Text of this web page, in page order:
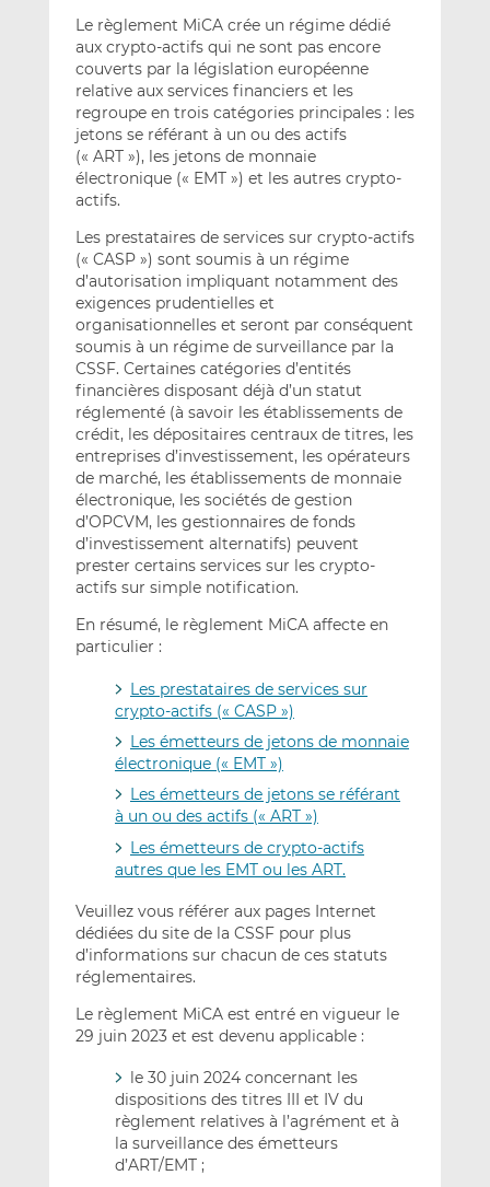
Le règlement MiCA crée un régime dédié
aux crypto-actifs qui ne sont pas encore
couverts par la législation européenne
relative aux services financiers et les
regroupe en trois catégories principales : les
jetons se référant à un ou des actifs
(« ART »), les jetons de monnaie
électronique (« EMT ») et les autres crypto-
actifs.
Les prestataires de services sur crypto-actifs
(« CASP ») sont soumis à un régime
d’autorisation impliquant notamment des
exigences prudentielles et
organisationnelles et seront par conséquent
soumis à un régime de surveillance par la
CSSF. Certaines catégories d’entités
financières disposant déjà d’un statut
réglementé (à savoir les établissements de
crédit, les dépositaires centraux de titres, les
entreprises d’investissement, les opérateurs
de marché, les établissements de monnaie
électronique, les sociétés de gestion
d’OPCVM, les gestionnaires de fonds
d’investissement alternatifs) peuvent
prester certains services sur les crypto-
actifs sur simple notification.
En résumé, le règlement MiCA affecte en
particulier :
Les prestataires de services sur
crypto-actifs (« CASP »)
Les émetteurs de jetons de monnaie
électronique (« EMT »)
Les émetteurs de jetons se référant
à un ou des actifs (« ART »)
Les émetteurs de crypto-actifs
autres que les EMT ou les ART.
Veuillez vous référer aux pages Internet
dédiées du site de la CSSF pour plus
d’informations sur chacun de ces statuts
réglementaires.
Le règlement MiCA est entré en vigueur le
29 juin 2023 et est devenu applicable :
le 30 juin 2024 concernant les
dispositions des titres III et IV du
règlement relatives à l’agrément et à
la surveillance des émetteurs
d’ART/EMT ;